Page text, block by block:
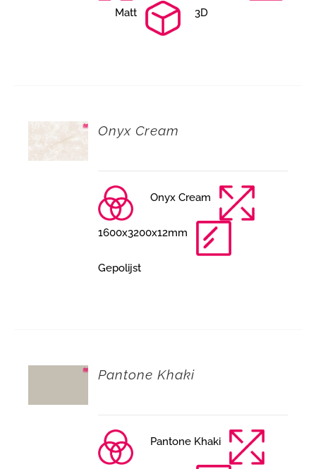
Matt 3D
Onyx Cream
Onyx Cream
1600x3200x12mm
Gepolijst
Pantone Khaki
Pantone Khaki